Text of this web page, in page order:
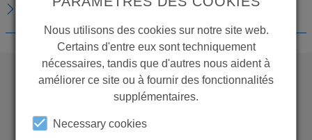
TÉLÉCHARGEMENTS
WANT TO SEE
MORE PRODUCTS?
Nous utilisons des cookies sur notre site web.
Certains d'entre eux sont techniquement
nécessaires, tandis que d'autres nous aident à
améliorer ce site ou à fournir des fonctionnalités
supplémentaires.
Necessary cookies